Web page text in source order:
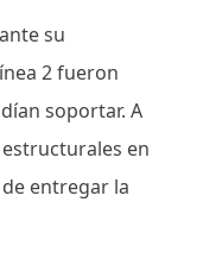
su
2 fueron
soportar. A
en
entregar la